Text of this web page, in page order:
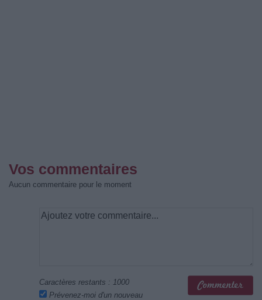
Vos commentaires
Aucun commentaire pour le moment
Caractères restants : 1000
Prévenez-moi d'un nouveau